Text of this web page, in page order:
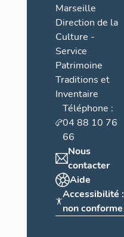
Marseille
Direction de la
Culture -
Service
Patrimoine
Traditions et
Inventaire
Téléphone :
04 88 10 76
66
Nous
contacter
Aide
Accessibilité :
non conforme